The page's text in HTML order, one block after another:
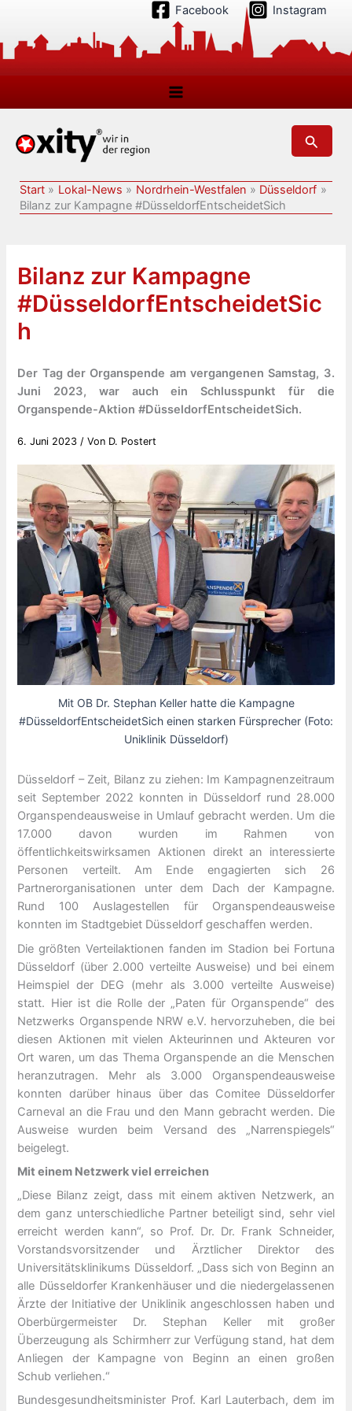
springen
Facebook Instagram
Suchen
Start Lokal-News Nordrhein-Westfalen
Düsseldorf
Bilanz zur Kampagne #DüsseldorfEntscheidetSich
Bilanz zur Kampagne
#DüsseldorfEntscheidetSic
h
Der Tag der Organspende am vergangenen Samstag, 3.
Juni 2023, war auch ein Schlusspunkt für die
Organspende-Aktion #DüsseldorfEntscheidetSich.
6. Juni 2023 / Von D. Postert
Mit OB Dr. Stephan Keller hatte die Kampagne
#DüsseldorfEntscheidetSich einen starken Fürsprecher (Foto:
Uniklinik Düsseldorf)
Düsseldorf – Zeit, Bilanz zu ziehen: Im Kampagnenzeitraum
seit September 2022 konnten in Düsseldorf rund 28.000
Organspendeausweise in Umlauf gebracht werden. Um die
17.000 davon wurden im Rahmen von
öffentlichkeitswirksamen Aktionen direkt an interessierte
Personen verteilt. Am Ende engagierten sich 26
Partnerorganisationen unter dem Dach der Kampagne.
Rund 100 Auslagestellen für Organspendeausweise
konnten im Stadtgebiet Düsseldorf geschaffen werden.
Die größten Verteilaktionen fanden im Stadion bei Fortuna
Düsseldorf (über 2.000 verteilte Ausweise) und bei einem
Heimspiel der DEG (mehr als 3.000 verteilte Ausweise)
statt. Hier ist die Rolle der „Paten für Organspende“ des
Netzwerks Organspende NRW e.V. hervorzuheben, die bei
diesen Aktionen mit vielen Akteurinnen und Akteuren vor
Ort waren, um das Thema Organspende an die Menschen
heranzutragen. Mehr als 3.000 Organspendeausweise
konnten darüber hinaus über das Comitee Düsseldorfer
Carneval an die Frau und den Mann gebracht werden. Die
Ausweise wurden beim Versand des „Narrenspiegels“
beigelegt.
Mit einem Netzwerk viel erreichen
„Diese Bilanz zeigt, dass mit einem aktiven Netzwerk, an
dem ganz unterschiedliche Partner beteiligt sind, sehr viel
erreicht werden kann“, so Prof. Dr. Dr. Frank Schneider,
Vorstandsvorsitzender und Ärztlicher Direktor des
Universitätsklinikums Düsseldorf. „Dass sich von Beginn an
alle Düsseldorfer Krankenhäuser und die niedergelassenen
Ärzte der Initiative der Uniklinik angeschlossen haben und
Oberbürgermeister Dr. Stephan Keller mit großer
Überzeugung als Schirmherr zur Verfügung stand, hat dem
Anliegen der Kampagne von Beginn an einen großen
Schub verliehen.“
Bundesgesundheitsminister Prof. Karl Lauterbach, dem im